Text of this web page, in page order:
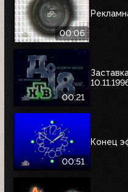
00:06
00:21
00:51
Конец